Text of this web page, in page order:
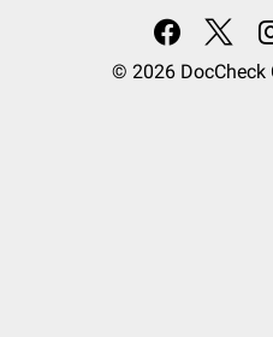
© 2026